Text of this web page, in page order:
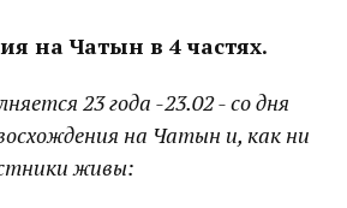
на Чатын в 4 частях.
23 года -23.02 - со дня
на Чатын и, как ни
живы: